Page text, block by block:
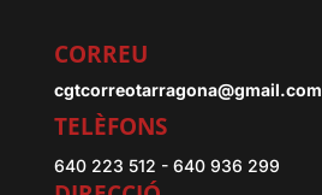
CORREU
cgtcorreotarragona@gmail.com
TELÈFONS
640 223 512 - 640 936 299